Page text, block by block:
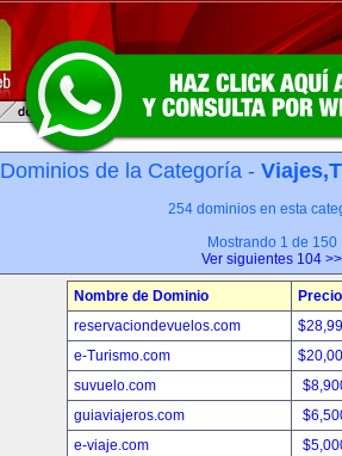
Dominios de la Categoría -
254 dominios en esta
Mostrando 1 de 150
Ver siguientes 104 >>
Nombre de Dominio
Precio
reservaciondevuelos.com
e-Turismo.com
suvuelo.com
guiaviajeros.com
e-viaje.com